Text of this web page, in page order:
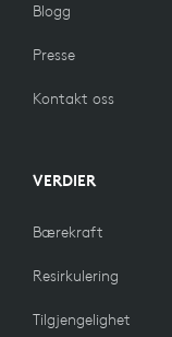
Blogg
Presse
Kontakt oss
VERDIER
Bærekraft
Resirkulering
Tilgjengelighet